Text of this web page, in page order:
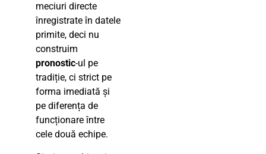
meciuri directe
înregistrate în datele
primite, deci nu
construim
pronostic-ul pe
tradiție, ci strict pe
forma imediată și
pe diferența de
funcționare între
cele două echipe.